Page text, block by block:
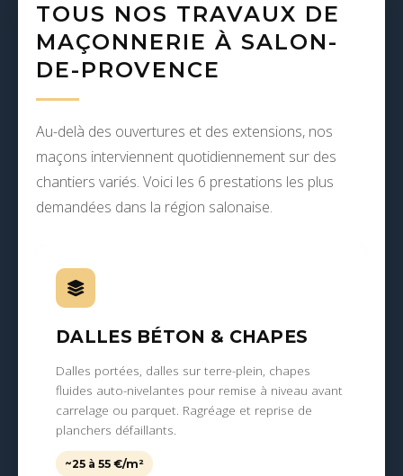
TOUS NOS TRAVAUX DE
MAÇONNERIE À SALON-
DE-PROVENCE
Au-delà des ouvertures et des extensions, nos
maçons interviennent quotidiennement sur des
chantiers variés. Voici les 6 prestations les plus
demandées dans la région salonaise.
DALLES BÉTON & CHAPES
Dalles portées, dalles sur terre-plein, chapes
fluides auto-nivelantes pour remise à niveau avant
carrelage ou parquet. Ragréage et reprise de
planchers défaillants.
~25 à 55 €/m²